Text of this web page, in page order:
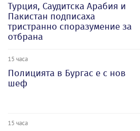
Турция, Саудитска Арабия и
Пакистан подписаха
тристранно споразумение за
отбрана
15 часа
Полицията в Бургас е с нов
шеф
15 часа